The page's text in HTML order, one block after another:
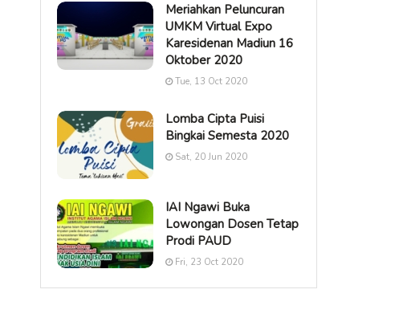
Meriahkan Peluncuran
UMKM Virtual Expo
Karesidenan Madiun 16
Oktober 2020
Tue, 13 Oct 2020
Lomba Cipta Puisi
Bingkai Semesta 2020
Sat, 20 Jun 2020
IAI Ngawi Buka
Lowongan Dosen Tetap
Prodi PAUD
Fri, 23 Oct 2020